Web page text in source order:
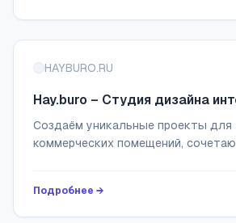
HAYBURO.RU
Hay.buro – Студия дизайна
СПБ и по всей России.
Создаём уникальные проекты
коммерческих помещений,
интерьера кв...
Подробнее →